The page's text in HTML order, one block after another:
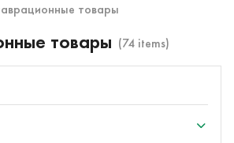
товары
товары (74 items)